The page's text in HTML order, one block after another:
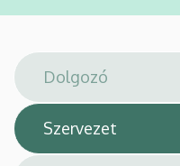
Arany
János
téri
hely